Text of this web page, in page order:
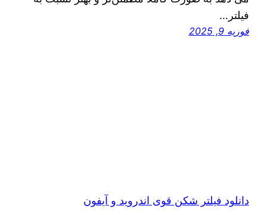
فیلتر…
فوریه 9, 2025
دانلود فیلتر شکن قوی اندروید و آیفون